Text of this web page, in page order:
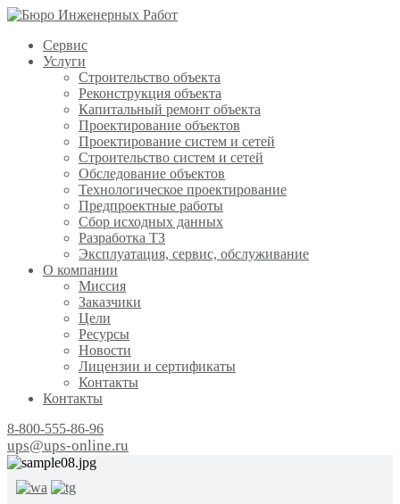
Сервис
Услуги
Строительство объекта
Реконструкция объекта
Капитальный ремонт объекта
Проектирование объектов
Проектирование систем и сетей
Строительство систем и сетей
Обследование объектов
Технологическое проектирование
Предпроектные работы
Сбор исходных данных
Разработка ТЗ
Эксплуатация, сервис, обслуживание
О компании
Миссия
Заказчики
Цели
Ресурсы
Новости
Лицензии и сертификаты
Контакты
Контакты
8-800-555-86-96
ups@ups-online.ru